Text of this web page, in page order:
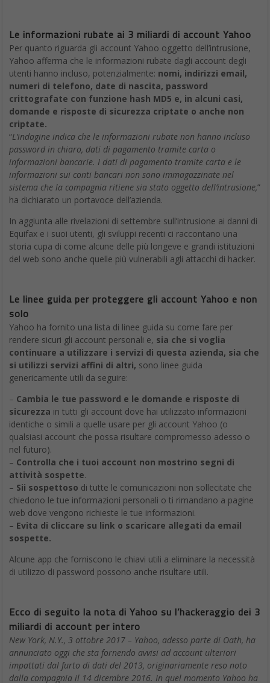
Le informazioni rubate ai 3 miliardi di account Yahoo
Per quanto riguarda gli account Yahoo oggetto dell’intrusione,
Yahoo afferma che le informazioni rubate dagli account degli
utenti hanno incluso, potenzialmente: nomi, indirizzi email,
numeri di telefono, date di nascita, password
crittografate con funzione hash MD5 e, in alcuni casi,
domande e risposte di sicurezza criptate o anche non
criptate.
“L’indagine indica che le informazioni rubate non hanno incluso
password in chiaro, dati di pagamento tramite carta o
informazioni bancarie. I dati di pagamento tramite carta e le
informazioni sui conti bancari non sono immagazzinate nel
sistema che la compagnia ritiene sia stato oggetto dell’intrusione,”
ha dichiarato un portavoce dell’azienda.
In aggiunta alle rivelazioni di settembre sull’intrusione ai danni di
Equifax e i suoi utenti, gli sviluppi recenti ci raccontano una
storia cupa di come alcune delle più longeve e grandi istituzioni
del web sono anche quelle più vulnerabili agli attacchi di hacker.
Le linee guida per proteggere gli account Yahoo e non
solo
Yahoo ha fornito una lista di linee guida su come fare per
rendere sicuri gli account personali e, sia che si voglia
continuare a utilizzare i servizi di questa azienda, sia che
si utilizzi servizi affini di altri, sono linee guida
genericamente utili da seguire:
– Cambia le tue password e le domande e risposte di
sicurezza in tutti gli account dove hai utilizzato informazioni
identiche o simili a quelle usare per gli account Yahoo (o
qualsiasi account che possa risultare compromesso adesso o
nel futuro).
– Controlla che i tuoi account non mostrino segni di
attività sospette.
– Sii sospettoso di tutte le comunicazioni non sollecitate che
chiedono le tue informazioni personali o ti rimandano a pagine
web dove vengono richieste le tue informazioni.
– Evita di cliccare su link o scaricare allegati da email
sospette.
Alcune app che forniscono le chiavi utili a eliminare la necessità
di utilizzo di password possono anche risultare utili.
Ecco di seguito la nota di Yahoo su l’hackeraggio dei 3
miliardi di account per intero
New York, N.Y., 3 ottobre 2017 – Yahoo, adesso parte di Oath, ha
annunciato oggi che sta fornendo avvisi ad account ulteriori
impattati dal furto di dati del 2013, originariamente reso noto
dalla compagnia il 14 dicembre 2016. In quel momento Yahoo ha